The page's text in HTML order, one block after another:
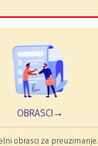
OBRASCI→
obrasci za preuzimanje.